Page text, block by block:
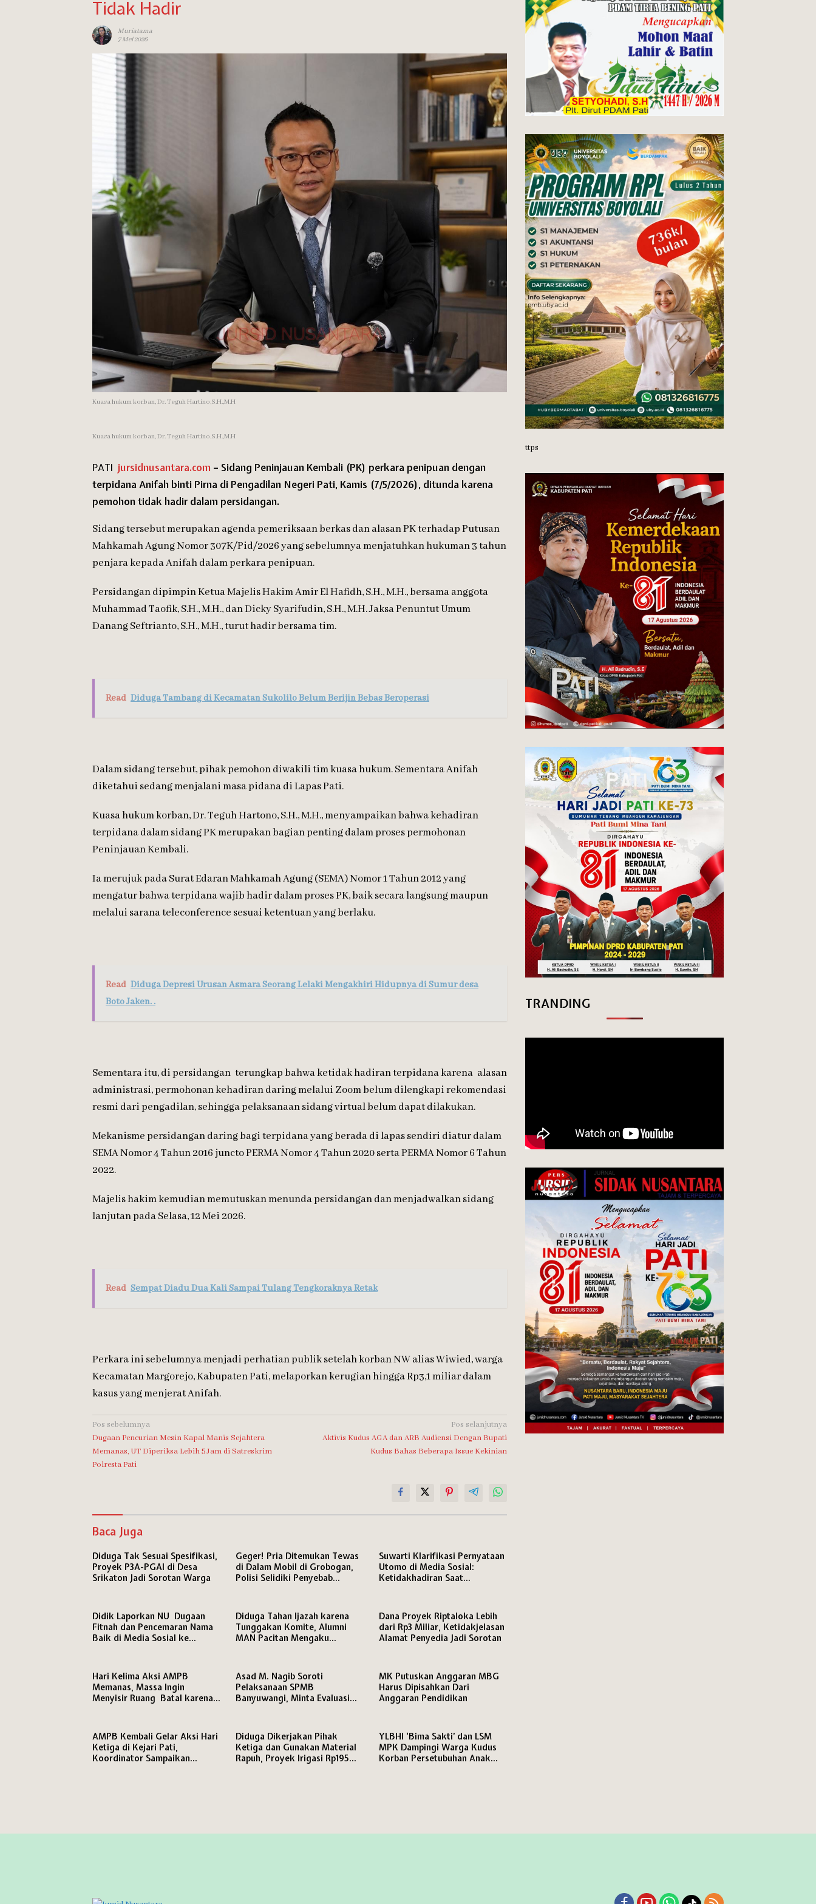
Tidak Hadir
Muriatama
7 Mei 2026
Kuasa hukum korban, Dr. Teguh Hartino,S.H.,M.H
Kuasa hukum korban, Dr. Teguh Hartino,S.H.,M.H
PATI jursidnusantara.com – Sidang Peninjauan Kembali (PK) perkara penipuan dengan
terpidana Anifah binti Pirna di Pengadilan Negeri Pati, Kamis (7/5/2026), ditunda karena
pemohon tidak hadir dalam persidangan.
Sidang tersebut merupakan agenda pemeriksaan berkas dan alasan PK terhadap Putusan
Mahkamah Agung Nomor 307K/Pid/2026 yang sebelumnya menjatuhkan hukuman 3 tahun
penjara kepada Anifah dalam perkara penipuan.
Persidangan dipimpin Ketua Majelis Hakim Amir El Hafidh, S.H., M.H., bersama anggota
Muhammad Taofik, S.H., M.H., dan Dicky Syarifudin, S.H., M.H. Jaksa Penuntut Umum
Danang Seftrianto, S.H., M.H., turut hadir bersama tim.
Read Diduga Tambang di Kecamatan Sukolilo Belum Berijin Bebas Beroperasi
Dalam sidang tersebut, pihak pemohon diwakili tim kuasa hukum. Sementara Anifah
diketahui sedang menjalani masa pidana di Lapas Pati.
Kuasa hukum korban, Dr. Teguh Hartono, S.H., M.H., menyampaikan bahwa kehadiran
terpidana dalam sidang PK merupakan bagian penting dalam proses permohonan
Peninjauan Kembali.
Ia merujuk pada Surat Edaran Mahkamah Agung (SEMA) Nomor 1 Tahun 2012 yang
mengatur bahwa terpidana wajib hadir dalam proses PK, baik secara langsung maupun
melalui sarana teleconference sesuai ketentuan yang berlaku.
Read Diduga Depresi Urusan Asmara Seorang Lelaki Mengakhiri Hidupnya di Sumur desa
Boto Jaken. .
Sementara itu, di persidangan terungkap bahwa ketidak hadiran terpidana karena alasan
administrasi, permohonan kehadiran daring melalui Zoom belum dilengkapi rekomendasi
resmi dari pengadilan, sehingga pelaksanaan sidang virtual belum dapat dilakukan.
Mekanisme persidangan daring bagi terpidana yang berada di lapas sendiri diatur dalam
SEMA Nomor 4 Tahun 2016 juncto PERMA Nomor 4 Tahun 2020 serta PERMA Nomor 6 Tahun
2022.
Majelis hakim kemudian memutuskan menunda persidangan dan menjadwalkan sidang
lanjutan pada Selasa, 12 Mei 2026.
Read Sempat Diadu Dua Kali Sampai Tulang Tengkoraknya Retak
Perkara ini sebelumnya menjadi perhatian publik setelah korban NW alias Wiwied, warga
Kecamatan Margorejo, Kabupaten Pati, melaporkan kerugian hingga Rp3,1 miliar dalam
kasus yang menjerat Anifah.
Navigasi
pos
Pos sebelumnya
Dugaan Pencurian Mesin Kapal Manis Sejahtera
Memanas, UT Diperiksa Lebih 5 Jam di Satreskrim
Polresta Pati
Pos selanjutnya
Aktivis Kudus AGA dan ARB Audiensi Dengan Bupati
Kudus Bahas Beberapa Issue Kekinian
Baca Juga
Diduga Tak Sesuai Spesifikasi,
Proyek P3A-PGAI di Desa
Srikaton Jadi Sorotan Warga
Geger! Pria Ditemukan Tewas
di Dalam Mobil di Grobogan,
Polisi Selidiki Penyebab
Suwarti Klarifikasi Pernyataan
Utomo di Media Sosial:
Ketidakhadiran Saat
Didik Laporkan NU Dugaan
Fitnah dan Pencemaran Nama
Baik di Media Sosial ke
Diduga Tahan Ijazah karena
Tunggakan Komite, Alumni
MAN Pacitan Mengaku
Dana Proyek Riptaloka Lebih
dari Rp3 Miliar, Ketidakjelasan
Alamat Penyedia Jadi Sorotan
Hari Kelima Aksi AMPB
Memanas, Massa Ingin
Menyisir Ruang Batal karena
Asad M. Nagib Soroti
Pelaksanaan SPMB
Banyuwangi, Minta Evaluasi
MK Putuskan Anggaran MBG
Harus Dipisahkan Dari
Anggaran Pendidikan
AMPB Kembali Gelar Aksi Hari
Ketiga di Kejari Pati,
Koordinator Sampaikan
Diduga Dikerjakan Pihak
Ketiga dan Gunakan Material
Rapuh, Proyek Irigasi Rp195
YLBHI ‘Bima Sakti’ dan LSM
MPK Dampingi Warga Kudus
Korban Persetubuhan Anak
ttps
TRANDING